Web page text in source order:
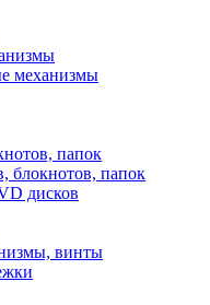
механизмы
папок
блокнотов, папок
дисков
винты